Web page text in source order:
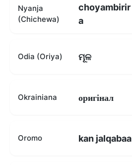
Nyanja
(Chichewa)
choyambirir
a
Odia (Oriya) ମୂଳ
Okrainiana оригінал
Oromo kan jalqabaa